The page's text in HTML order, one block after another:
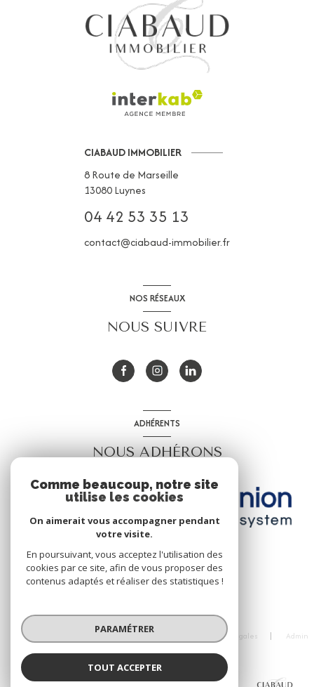
CIABAUD Immobilier
CIABAUD IMMOBILIER
8 Route de Marseille
13080Luynes
04 42 53 35 13
contact@ciabaud-immobilier.fr
NOS RÉSEAUX
NOUS SUIVRE
ADHÉRENTS
NOUS ADHÉRONS
© 2026 | Tous droits réservés
Nos partenaires Mentions légales
Admin
Comme beaucoup, notre site
utilise les cookies
On aimerait vous accompagner pendant
votre visite.
En poursuivant, vous acceptez l'utilisation des
cookies par ce site, afin de vous proposer des
contenus adaptés et réaliser des statistiques !
PARAMÉTRER
TOUT ACCEPTER